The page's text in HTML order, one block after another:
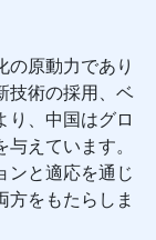
原動力であり
技術の採用、ベ
り、中国はグロ
えています。
ンと適応を通じ
方をもたらしま